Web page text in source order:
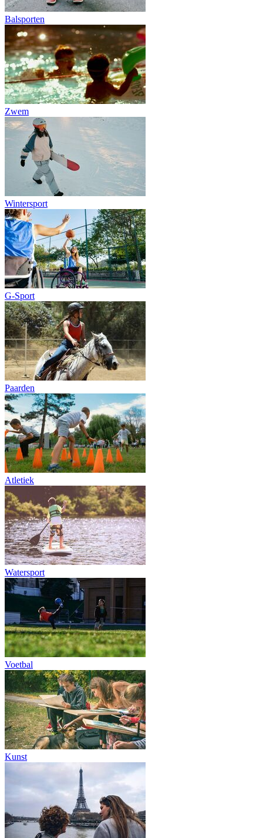
Balsporten
Zwem
Wintersport
G-Sport
Paarden
Atletiek
Watersport
Voetbal
Kunst